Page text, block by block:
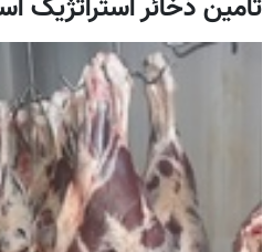
تامین ذخائر استراتژیک